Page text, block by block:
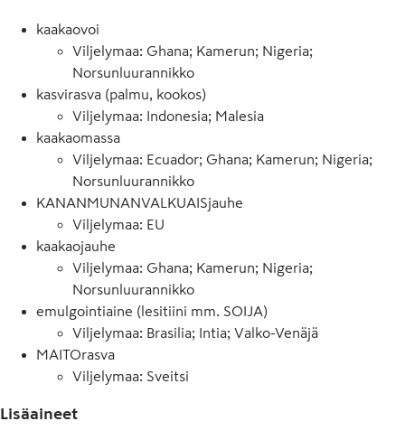
kaakaovoi
Viljelymaa: Ghana; Kamerun; Nigeria;
Norsunluurannikko
kasvirasva (palmu, kookos)
Viljelymaa: Indonesia; Malesia
kaakaomassa
Viljelymaa: Ecuador; Ghana; Kamerun; Nigeria;
Norsunluurannikko
KANANMUNANVALKUAISjauhe
Viljelymaa: EU
kaakaojauhe
Viljelymaa: Ghana; Kamerun; Nigeria;
Norsunluurannikko
emulgointiaine (lesitiini mm. SOIJA)
Viljelymaa: Brasilia; Intia; Valko-Venäjä
MAITOrasva
Viljelymaa: Sveitsi
Lisäaineet